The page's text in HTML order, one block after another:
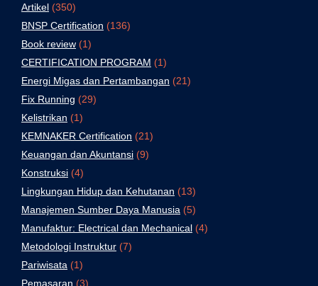
Artikel (350)
BNSP Certification (136)
Book review (1)
CERTIFICATION PROGRAM (1)
Energi Migas dan Pertambangan (21)
Fix Running (29)
Kelistrikan (1)
KEMNAKER Certification (21)
Keuangan dan Akuntansi (9)
Konstruksi (4)
Lingkungan Hidup dan Kehutanan (13)
Manajemen Sumber Daya Manusia (5)
Manufaktur: Electrical dan Mechanical (4)
Metodologi Instruktur (7)
Pariwisata (1)
Pemasaran (3)